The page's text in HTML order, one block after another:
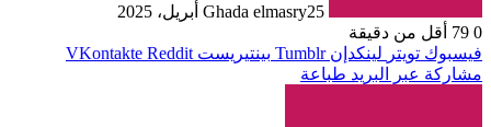
Ghada elmasry25 أبريل، 2025
0
أقل من دقيقة
فيسبوك تويتر لينكدإن بينتيريست
مشاركة عبر البريد طباعة